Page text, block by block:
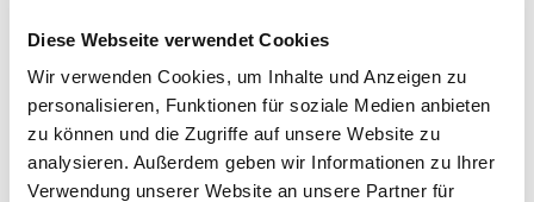
Diese Webseite verwendet Cookies
Wir verwenden Cookies, um Inhalte und Anzeigen zu
personalisieren, Funktionen für soziale Medien anbieten
zu können und die Zugriffe auf unsere Website zu
analysieren. Außerdem geben wir Informationen zu Ihrer
Verwendung unserer Website an unsere Partner für
Farbtonbezeichnung